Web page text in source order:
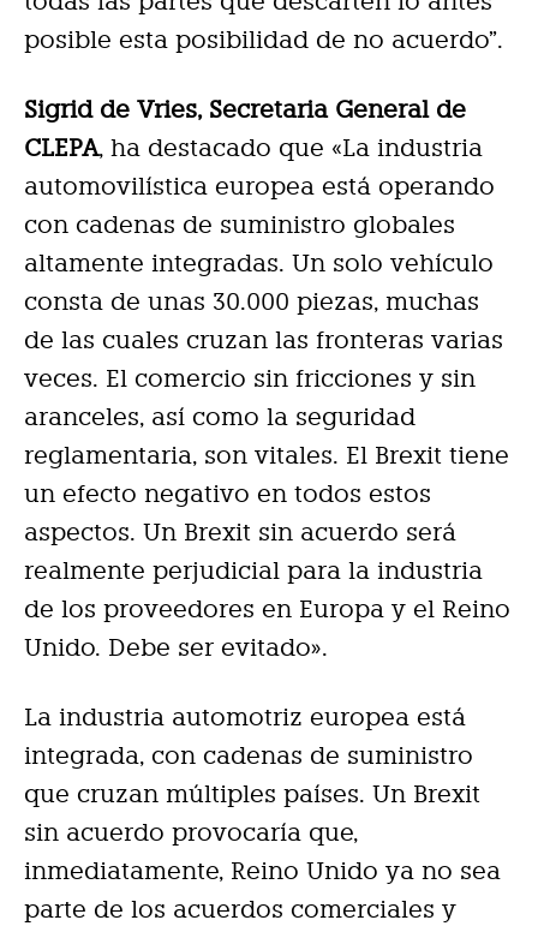
posible esta posibilidad de no acuerdo”.
Sigrid de Vries, Secretaria General de
CLEPA, ha destacado que «La industria
automovilística europea está operando
con cadenas de suministro globales
altamente integradas. Un solo vehículo
consta de unas 30.000 piezas, muchas
de las cuales cruzan las fronteras varias
veces. El comercio sin fricciones y sin
aranceles, así como la seguridad
reglamentaria, son vitales. El Brexit tiene
un efecto negativo en todos estos
aspectos. Un Brexit sin acuerdo será
realmente perjudicial para la industria
de los proveedores en Europa y el Reino
Unido. Debe ser evitado».
La industria automotriz europea está
integrada, con cadenas de suministro
que cruzan múltiples países. Un Brexit
sin acuerdo provocaría que,
inmediatamente, Reino Unido ya no sea
parte de los acuerdos comerciales y